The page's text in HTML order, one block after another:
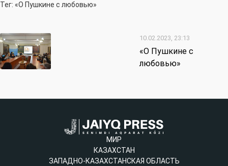
Тег: «О Пушкине с любовью»
10.02.2023, 23:13
«О Пушкине с
любовью»
МИР
КАЗАХСТАН
ЗАПАДНО-КАЗАХСТАНСКАЯ ОБЛАСТЬ